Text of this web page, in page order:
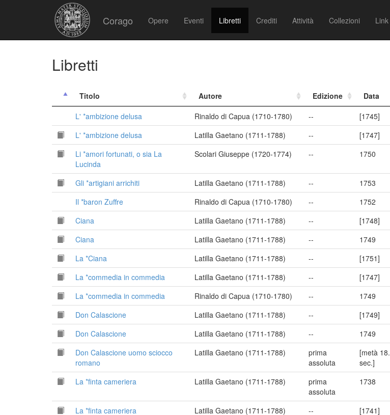
Corago Opere Eventi Libretti Crediti Attività Collezioni Link
Libretti
Titolo Autore Edizione Data
L' *ambizione delusa
Rinaldo di Capua (1710-1780) -- [1745]
L' *ambizione delusa
Latilla Gaetano (1711-1788) -- [1747]
Li *amori fortunati, o sia La
Lucinda
Scolari Giuseppe (1720-1774) -- 1750
Gli *artigiani arrichiti Latilla Gaetano (1711-1788) -- 1753
Il *baron Zuffre
Rinaldo di Capua (1710-1780) -- 1752
Ciana
Latilla Gaetano (1711-1788) -- [1748]
Ciana
Latilla Gaetano (1711-1788) -- 1749
La *Ciana
Latilla Gaetano (1711-1788) -- [1751]
La *commedia in commedia
Latilla Gaetano (1711-1788) -- [1747]
La *commedia in commedia
Rinaldo di Capua (1710-1780) -- 1749
Don Calascione
Latilla Gaetano (1711-1788) -- [1749]
Don Calascione
Latilla Gaetano (1711-1788) -- 1749
Don Calascione uomo sciocco
romano
Latilla Gaetano (1711-1788)
prima
assoluta
[metà 18.
sec.]
La *finta cameriera Latilla Gaetano (1711-1788)
prima
assoluta
1738
La *finta cameriera Latilla Gaetano (1711-1788) -- [1741]